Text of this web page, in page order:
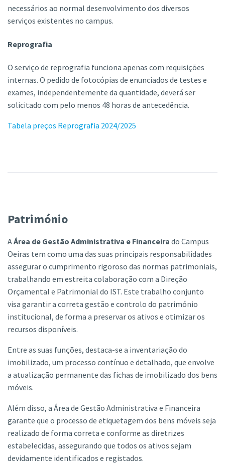
necessários ao normal desenvolvimento dos diversos
serviços existentes no campus.
Reprografia
O serviço de reprografia funciona apenas com requisições
internas. O pedido de fotocópias de enunciados de testes e
exames, independentemente da quantidade, deverá ser
solicitado com pelo menos 48 horas de antecedência.
Tabela preços Reprografia 2024/2025
Património
AÁrea de Gestão Administrativa e Financeira do Campus
Oeiras tem como uma das suas principais responsabilidades
assegurar o cumprimento rigoroso das normas patrimoniais,
trabalhando em estreita colaboração com a Direção
Orçamental e Patrimonial do IST. Este trabalho conjunto
visa garantir a correta gestão e controlo do património
institucional, de forma a preservar os ativos e otimizar os
recursos disponíveis.
Entre as suas funções, destaca-se a inventariação do
imobilizado, um processo contínuo e detalhado, que envolve
a atualização permanente das fichas de imobilizado dos bens
móveis.
Além disso, a Área de Gestão Administrativa e Financeira
garante que o processo de etiquetagem dos bens móveis seja
realizado de forma correta e conforme as diretrizes
estabelecidas, assegurando que todos os ativos sejam
devidamente identificados e registados.